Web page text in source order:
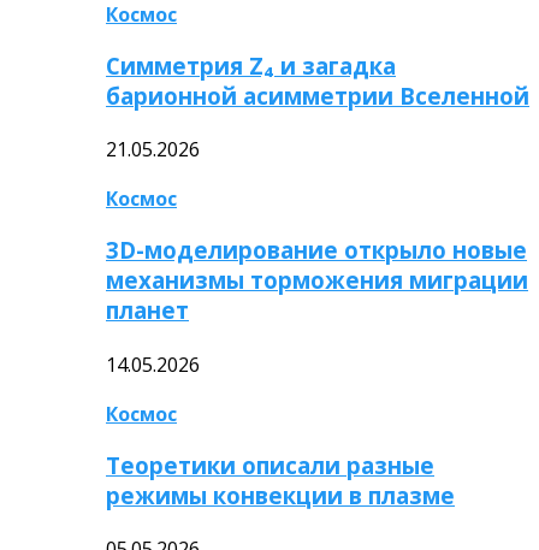
Космос
Симметрия Z₄ и загадка
барионной асимметрии Вселенной
21.05.2026
Космос
3D-моделирование открыло новые
механизмы торможения миграции
планет
14.05.2026
Космос
Теоретики описали разные
режимы конвекции в плазме